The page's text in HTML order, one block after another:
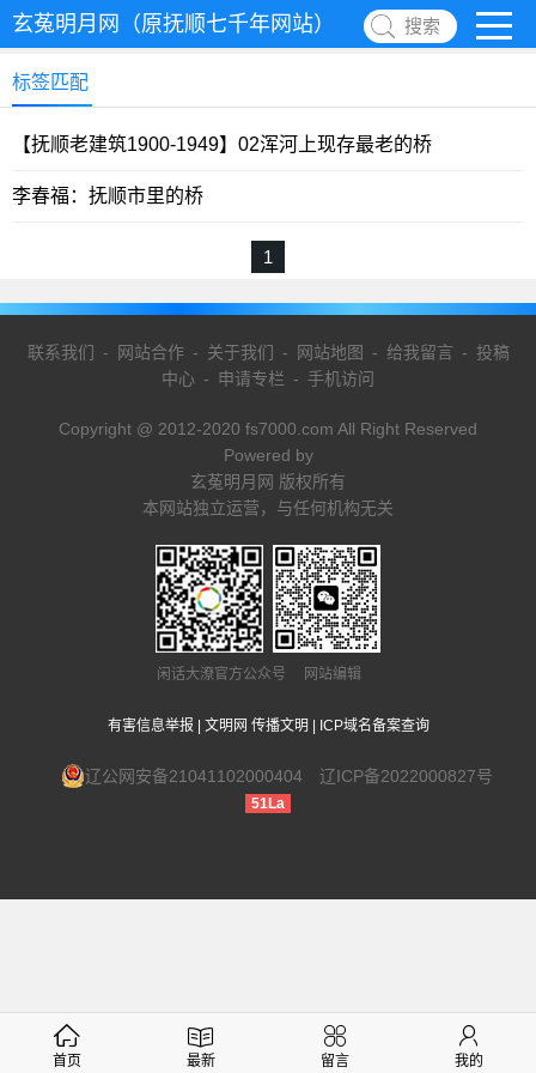
玄菟明月网（原抚顺七千年网站） 搜索
标签匹配
【抚顺老建筑1900-1949】02浑河上现存最老的桥
李春福：抚顺市里的桥
1
联系我们 - 网站合作- 关于我们 - 网站地图 - 给我留言 - 投稿
中心 - 申请专栏 - 手机访问
Copyright @ 2012-2020 fs7000.com All Right Reserved
Powered by
玄菟明月网 版权所有
本网站独立运营，与任何机构无关
闲话大潦官方公众号 网站编辑
有害信息举报 文明网 传播文明 ICP域名备案查询
辽公网安备21041102000404 辽ICP备2022000827号
51La
首页 最新 留言 我的